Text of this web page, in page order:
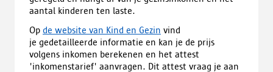
aantal kinderen ten laste.
Op de website van Kind en Gezin vind
je gedetailleerde informatie en kan je de prijs
volgens inkomen berekenen en het attest
'inkomenstarief' aanvragen. Dit attest vraag je aan